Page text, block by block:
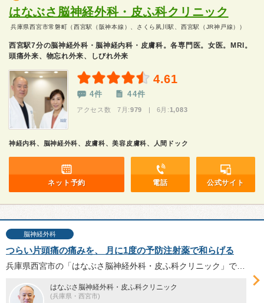
はなぶさ脳神経外科・皮ふ科クリニック
兵庫県西宮市常磐町（西宮駅（阪神本線）、さくら夙川駅、西宮駅（JR神戸線））
西宮駅7分の脳神経外科・脳神経内科・皮膚科。各専門医。女医。MRI。
頭痛外来、物忘れ外来、しびれ外来
4.61
4件 44件
アクセス数 7月:979 | 6月: 1,083
神経内科、脳神経外科、皮膚科、美容皮膚科、人間ドック
ネット予約 電話 公式サイト
脳神経外科
つらい片頭痛の痛みを、 月に1度の予防注射薬で和らげる
はなぶさ脳神経外科・皮ふ科クリニック
(兵庫県・西宮市)